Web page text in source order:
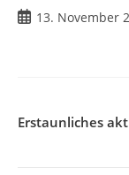
Beitrag13. November
Erstaunliches